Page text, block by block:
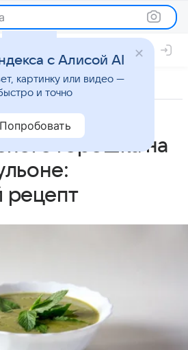
горошка на
рецепт
с Алисой AI
картинку или видео —
и точно
Попробовать